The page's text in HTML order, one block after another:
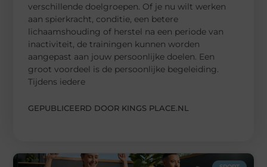
verschillende doelgroepen. Of je nu wilt werken
aan spierkracht, conditie, een betere
lichaamshouding of herstel na een periode van
inactiviteit, de trainingen kunnen worden
aangepast aan jouw persoonlijke doelen. Een
groot voordeel is de persoonlijke begeleiding.
Tijdens iedere
GEPUBLICEERD DOOR KINGS PLACE.NL